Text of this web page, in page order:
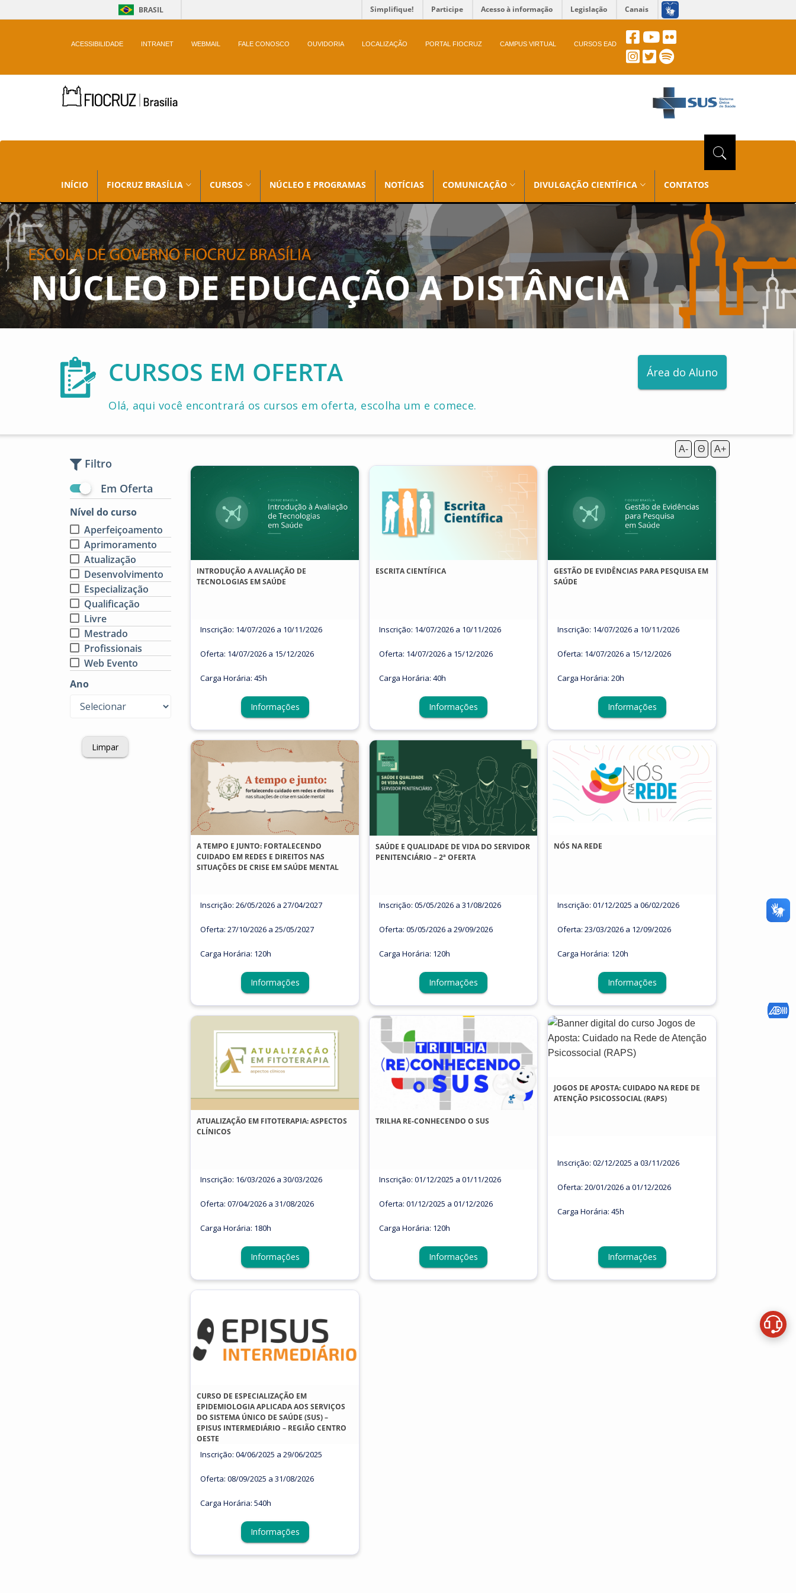
BRASIL Simplifique! Participe Acesso à informação Legislação Canais
ACESSIBILIDADE INTRANET WEBMAIL FALE CONOSCO OUVIDORIA LOCALIZAÇÃO PORTAL FIOCRUZ CAMPUS VIRTUAL CURSOS EAD
INÍCIO FIOCRUZ BRASÍLIA CURSOS NÚCLEO E PROGRAMAS NOTÍCIAS COMUNICAÇÃO DIVULGAÇÃO CIENTÍFICA CONTATOS
CURSOS EM OFERTA
Olá, aqui você encontrará os cursos em oferta, escolha um e comece.
Área do Aluno
A- Θ A+
Filtro
Em Oferta
Nível do curso
Aperfeiçoamento
Aprimoramento
Atualização
Desenvolvimento
Especialização
Qualificação
Livre
Mestrado
Profissionais
Web Evento
Ano
Limpar
INTRODUÇÃO A AVALIAÇÃO DE
TECNOLOGIAS EM SAÚDE
Inscrição: 14/07/2026 a 10/11/2026
Oferta: 14/07/2026 a 15/12/2026
Carga Horária: 45h
Informações
ESCRITA CIENTÍFICA
Inscrição: 14/07/2026 a 10/11/2026
Oferta: 14/07/2026 a 15/12/2026
Carga Horária: 40h
Informações
GESTÃO DE EVIDÊNCIAS PARA PESQUISA EM
SAÚDE
Inscrição: 14/07/2026 a 10/11/2026
Oferta: 14/07/2026 a 15/12/2026
Carga Horária: 20h
Informações
A TEMPO E JUNTO: FORTALECENDO
CUIDADO EM REDES E DIREITOS NAS
SITUAÇÕES DE CRISE EM SAÚDE MENTAL
Inscrição: 26/05/2026 a 27/04/2027
Oferta: 27/10/2026 a 25/05/2027
Carga Horária: 120h
Informações
SAÚDE E QUALIDADE DE VIDA DO SERVIDOR
PENITENCIÁRIO – 2ª OFERTA
Inscrição: 05/05/2026 a 31/08/2026
Oferta: 05/05/2026 a 29/09/2026
Carga Horária: 120h
Informações
NÓS NA REDE
Inscrição: 01/12/2025 a 06/02/2026
Oferta: 23/03/2026 a 12/09/2026
Carga Horária: 120h
Informações
ATUALIZAÇÃO EM FITOTERAPIA: ASPECTOS
CLÍNICOS
Inscrição: 16/03/2026 a 30/03/2026
Oferta: 07/04/2026 a 31/08/2026
Carga Horária: 180h
Informações
TRILHA RE-CONHECENDO O SUS
Inscrição: 01/12/2025 a 01/11/2026
Oferta: 01/12/2025 a 01/12/2026
Carga Horária: 120h
Informações
JOGOS DE APOSTA: CUIDADO NA REDE DE
ATENÇÃO PSICOSSOCIAL (RAPS)
Inscrição: 02/12/2025 a 03/11/2026
Oferta: 20/01/2026 a 01/12/2026
Carga Horária: 45h
Informações
CURSO DE ESPECIALIZAÇÃO EM
EPIDEMIOLOGIA APLICADA AOS SERVIÇOS
DO SISTEMA ÚNICO DE SAÚDE (SUS) –
EPISUS INTERMEDIÁRIO – REGIÃO CENTRO
OESTE
Inscrição: 04/06/2025 a 29/06/2025
Oferta: 08/09/2025 a 31/08/2026
Carga Horária: 540h
Informações